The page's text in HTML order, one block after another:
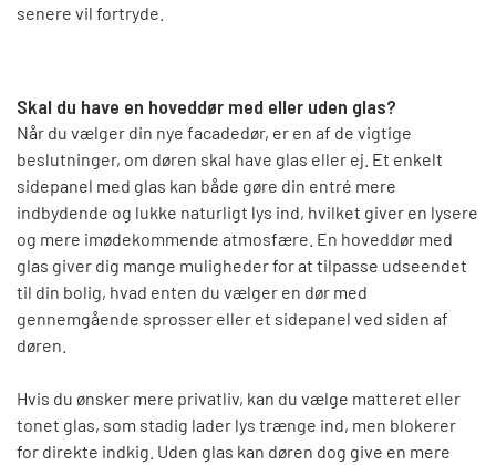
senere vil fortryde.
Skal du have en hoveddør med eller uden glas?
Når du vælger din nye facadedør, er en af de vigtige
beslutninger, om døren skal have glas eller ej. Et enkelt
sidepanel med glas kan både gøre din entré mere
indbydende og lukke naturligt lys ind, hvilket giver en lysere
og mere imødekommende atmosfære. En hoveddør med
glas giver dig mange muligheder for at tilpasse udseendet
til din bolig, hvad enten du vælger en dør med
gennemgående sprosser eller et sidepanel ved siden af
døren.
Hvis du ønsker mere privatliv, kan du vælge matteret eller
tonet glas, som stadig lader lys trænge ind, men blokerer
for direkte indkig. Uden glas kan døren dog give en mere